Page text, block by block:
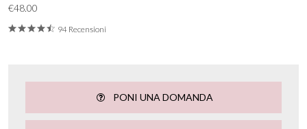
€48.00
94 Recensioni
PONI UNA DOMANDA